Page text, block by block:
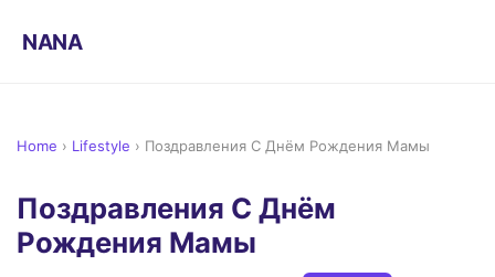
NANA
Home › Lifestyle › Поздравления С Днём Рождения Мамы
Поздравления С Днём
Рождения Мамы